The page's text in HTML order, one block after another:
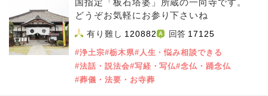
国指定「板石塔婆」所蔵の一向寺です。
どうぞお気軽にお参り下さいね
有り難し 120882 回答 17125
#浄土宗#栃木県#人生・悩み相談できる
#法話・説法会#写経・写仏#念仏・踊念仏
#葬儀・法要・お寺葬